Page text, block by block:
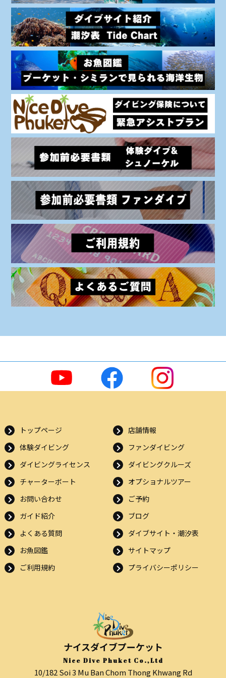
トップページ
店舗情報
体験ダイビング
ファンダイビング
ダイビングライセンス
ダイビングクルーズ
チャーターボート
オプショナルツアー
お問い合わせ
ご予約
ガイド紹介
ブログ
よくある質問
ダイブサイト・潮汐表
お魚図鑑
サイトマップ
ご利用規約
プライバシーポリシー
ナイスダイブプーケット
Nice Dive Phuket Co.,Ltd
10/182 Soi 3 Mu Ban Chom Thong Khwang Rd